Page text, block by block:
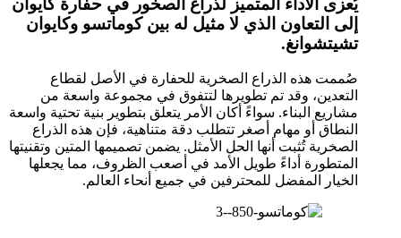
إلى التعاون الذي لا مثيل له بين كوماتسو وكايوان
تشيتشوانغ.
صُممت هذه الذراع الصخرية للحفارة في الأصل لقطاع
التعدين، وقد تم تطويرها لتتفوق في مجموعة واسعة من
مشاريع البناء. سواءً أكان الأمر يتعلق بتطوير بنية تحتية واسعة
النطاق أو مهام أصغر تتطلب دقة متناهية، فإن هذه الذراع
الصخرية تُثبت أنها الحل الأمثل. يضمن تصميمها المتين وتقنيتها
المتطورة أداءً طويل الأمد في أصعب الظروف، مما يجعلها
الخيار المفضل للمحترفين في جميع أنحاء العالم.